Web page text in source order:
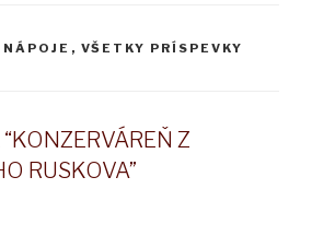
, VŠETKY PRÍSPEVKY
Z
RUSKOVA”